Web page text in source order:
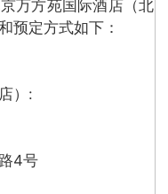
万方苑国际酒店（北
预定方式如下：
）:
4号